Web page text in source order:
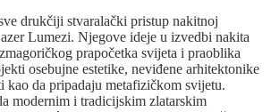
drukčiji stvaralački pristup nakitnoj
Lumezi. Njegove ideje u izvedbi nakita
prapočetka svijeta i praoblika
osebujne estetike, neviđene arhitektonike
kao da pripadaju metafizičkom svijetu.
modernim i tradicijskim zlatarskim